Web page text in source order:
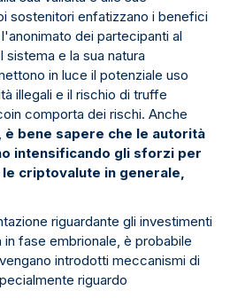
sostenitori enfatizzano i benefici
dei partecipanti al
e la sua natura
in luce il potenziale uso
illegali e il rischio di truffe
comporta dei rischi. Anche
è bene sapere che le autorità
intensificando gli sforzi per
criptovalute in generale,
riguardante gli investimenti
fase embrionale, è probabile
introdotti meccanismi di
riguardo